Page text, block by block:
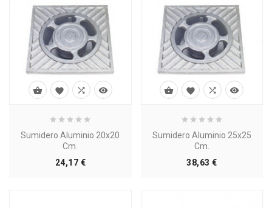
Sumidero Aluminio 20x20
Cm.
24,17 €Precio
   
Sumidero Aluminio 25x25
Cm.
38,63 €Precio
   